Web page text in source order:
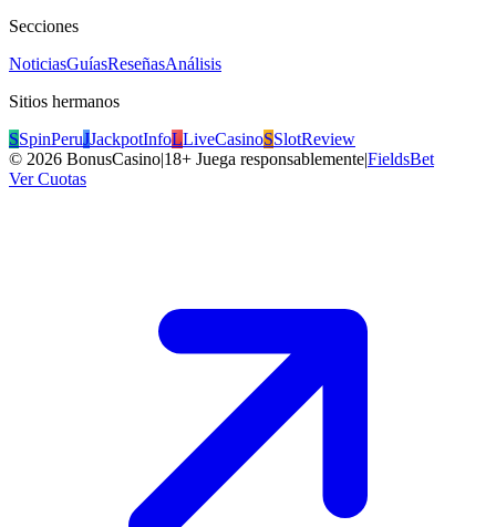
Secciones
NoticiasGuíasReseñasAnálisis
Sitios hermanos
SSpinPeruJJackpotInfoLLiveCasinoSSlotReview
© 2026 BonusCasino|18+ Juega responsablemente|FieldsBet
Ver Cuotas